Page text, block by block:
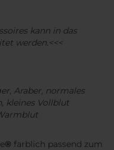
kann in das
werden.<<<
Araber, normales
kleines Vollblut
® farblich passend zum